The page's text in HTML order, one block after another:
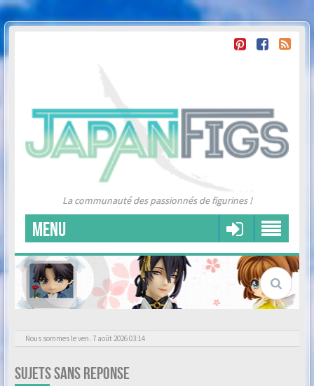
La communauté des passionnés de figurines !
MENU
Nous sommes le ven. 7 août 2026 03:14
SUJETS SANS REPONSE